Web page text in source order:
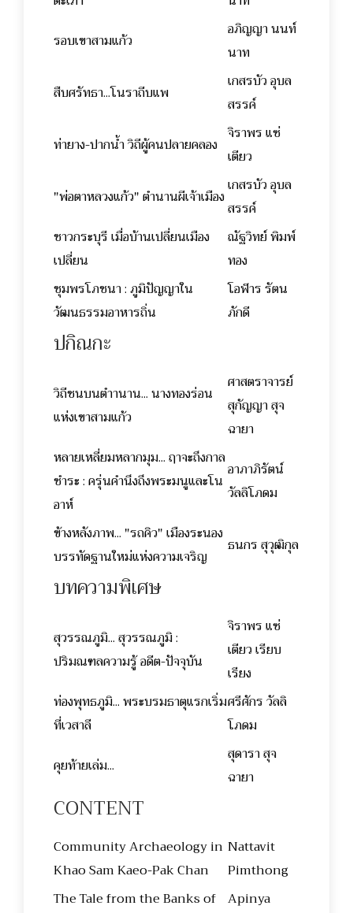
รอบเขาสามแก้ว
อภิญญา นนท์
นาท
สืบศรัทธา...โนราถีบแพ
เกสรบัว อุบล
สรรค์
ท่ายาง-ปากน้ำ วิถีผู้คนปลายคลอง
จิราพร แซ่
เตียว
"พ่อตาหลวงแก้ว" ตำนานผีเจ้าเมือง
เกสรบัว อุบล
สรรค์
ชาวกระบุรี เมื่อบ้านเปลี่ยนเมือง
เปลี่ยน
ณัฐวิทย์ พิมพ์
ทอง
ชุมพรโภชนา : ภูมิปัญญาใน
วัฒนธรรมอาหารถิ่น
โอฬาร รัตน
ภักดี
ปกิณกะ
วิถีชนบนตำานาน... นางทองร่อน
แห่งเขาสามแก้ว
ศาสตราจารย์
สุกัญญา สุจ
ฉายา
หลายเหลี่ยมหลากมุม... ฤาจะถึงกาล
ชำระ : ครุ่นคำนึงถึงพระมนูและโน
อาห์
อาภาภิรัตน์
วัลลิโภดม
ข้างหลังภาพ... "รถคิว" เมืองระนอง
บรรทัดฐานใหม่แห่งความเจริญ
ธนกร สุวุฒิกุล
บทความพิเศษ
สุวรรณภูมิ... สุวรรณภูมิ :
ปริมณฑลความรู้ อดีต-ปัจจุบัน
จิราพร แซ่
เตียว เรียบ
เรียง
ท่องพุทธภูมิ... พระบรมธาตุแรกเริ่ม
ที่เวสาลี
ศรีศักร วัลลิ
โภดม
คุยท้ายเล่ม...
สุดารา สุจ
ฉายา
CONTENT
Community Archaeology in
Khao Sam Kaeo-Pak Chan
Nattavit
Pimthong
The Tale from the Banks of Apinya